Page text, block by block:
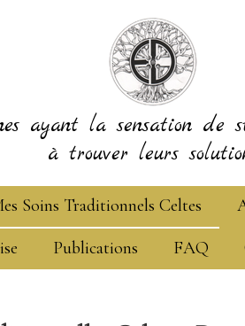
ayant la sensation de
à trouver leurs
Soins Traditionnels Celtes
Publications FAQ